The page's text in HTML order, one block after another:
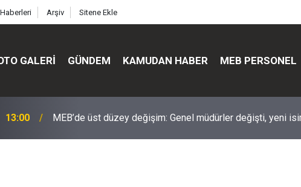
Arşiv Sitene Ekle
GALERI GÜNDEM KAMUDAN HABER MEB PERSONEL
13:00 MEB’de üst düzey değişim: Genel müdürler değişti, yeni